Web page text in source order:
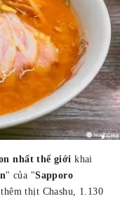
nhất thế giới khai
" của "Sapporo
thịt Chashu, 1.130